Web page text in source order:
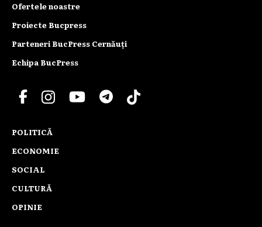
Ofertele noastre
Proiecte Bucpress
Parteneri BucPress Cernăuți
Echipa BucPress
POLITICĂ
ECONOMIE
SOCIAL
CULTURĂ
OPINIE